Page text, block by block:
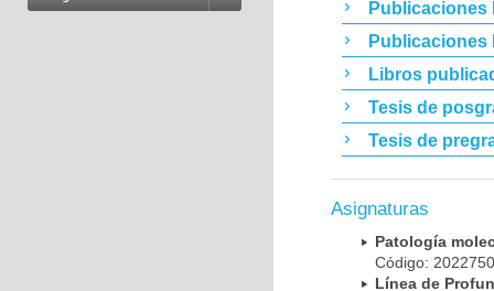
Publicaciones
Publicaciones
Libros
Tesis de
Tesis de
Asignaturas
Patología
Código:
Línea de